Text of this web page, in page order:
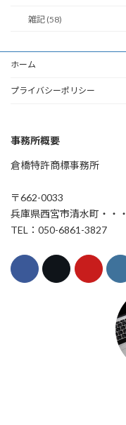
雑記 (58)
ホーム
プライバシーポリシー
事務所概要
倉橋特許商標事務所
〒662-0033
兵庫県西宮市清水町・・・
TEL：050-6861-3827